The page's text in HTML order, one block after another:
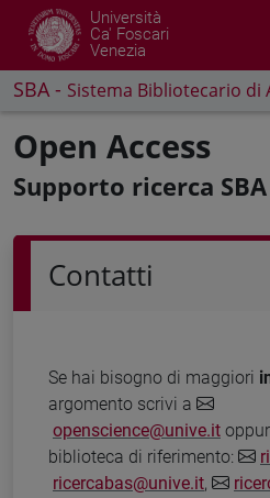
Università
Ca' Foscari
Venezia
SBA - Sistema Bibliotecario di
Open Access
Supporto ricerca SBA
Contatti
Se hai bisogno di maggiori
argomento scrivi a
openscience@unive.it
biblioteca di riferimento:
ricercabas@unive.it,